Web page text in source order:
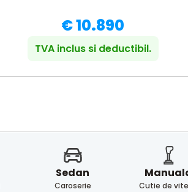
€ 10.890
TVA inclus si deductibil.
Sedan
Caroserie Cutie de